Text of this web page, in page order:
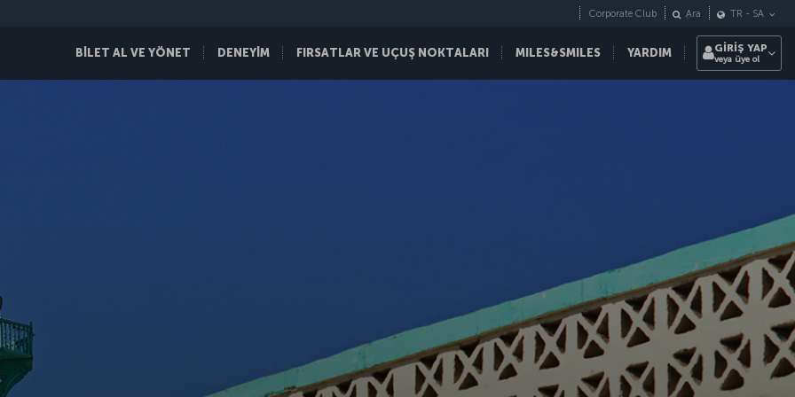
BİLET AL VE YÖNET DENEYİM FIRSATLAR VE UÇUŞ NOKTALARI MILES&SMILES YARDIM
Corporate Club Ara TR - SA
GİRİŞ YAP
veya üye ol